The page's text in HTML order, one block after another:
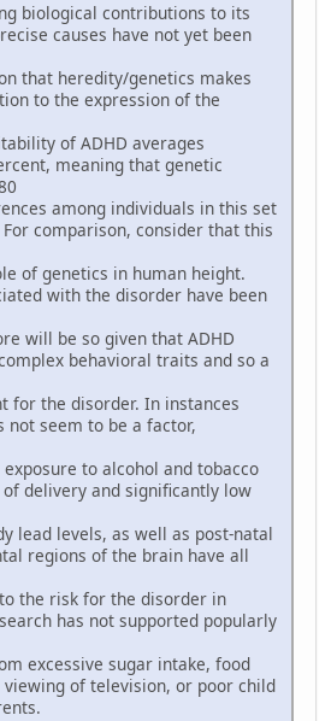
biological contributions to its
causes have not yet been
that heredity/genetics makes
to the expression of the
of ADHD averages
meaning that genetic
among individuals in this set
comparison, consider that this
of genetics in human height.
with the disorder have been
will be so given that ADHD
behavioral traits and so a
for the disorder. In instances
not seem to be a factor,
to alcohol and tobacco
delivery and significantly low
lead levels, as well as post-natal
regions of the brain have all
the risk for the disorder in
has not supported popularly
excessive sugar intake, food
viewing of television, or poor child